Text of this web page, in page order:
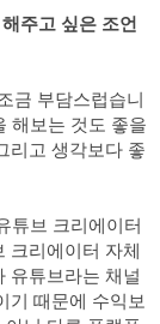
주고 싶은 조언
금 부담스럽습니
해보는 것도 좋을
리고 생각보다 좋
튜브 크리에이터
크리에이터 자체
유튜브라는 채널
기 때문에 수익보